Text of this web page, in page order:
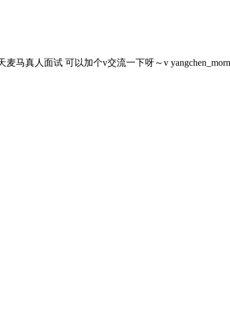
马真人面试 可以加个v交流一下呀～v